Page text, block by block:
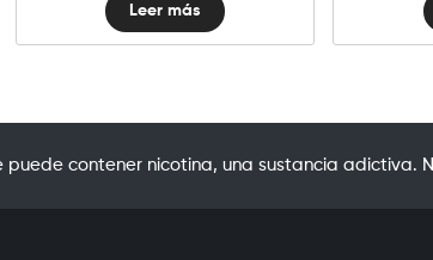
Leer más
contener nicotina, una sustancia adictiva.